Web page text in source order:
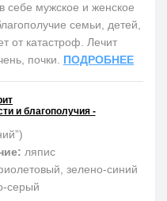
мужское и женское
семьи, детей,
от катастроф. Лечит
почки. ПОДРОБНЕЕ
и благополучия -
ляпис
зелено-синий
серый